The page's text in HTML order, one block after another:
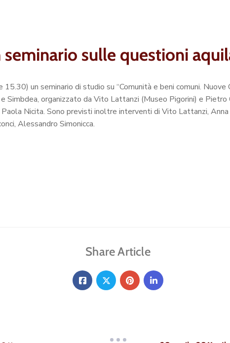
seminario sulle questioni
un seminario di studio su “Comunità e beni comuni. Nuove
Simbdea, organizzato da Vito Lattanzi (Museo Pigorini) e Pietro
Nicita. Sono previsti inoltre interventi di Vito Lattanzi, Anna
Alessandro Simonicca.
Share Article